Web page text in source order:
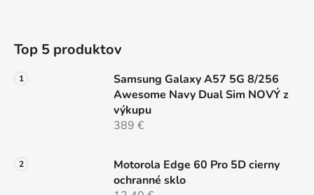
v
k
p
i
s
Top 5 produktov
Samsung Galaxy A57 5G 8/256
Awesome Navy Dual Sim NOVÝ z
výkupu
389 €
Motorola Edge 60 Pro 5D cierny
ochranné sklo